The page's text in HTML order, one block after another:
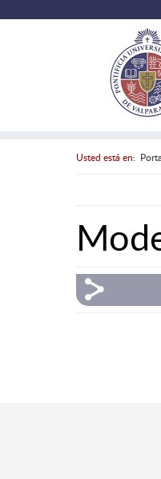
Usted está en: